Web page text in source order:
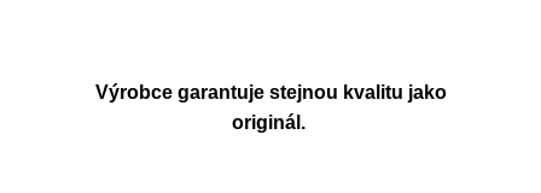
Výrobce garantuje stejnou kvalitu jako
originál.